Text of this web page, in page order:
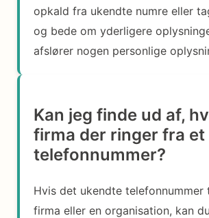
opkald fra ukendte numre eller
og bede om yderligere
afslører nogen personlige
Kan jeg finde ud af,
firma der ringer fra et
telefonnummer?
Hvis det ukendte telefonnummer
firma eller en organisation, kan